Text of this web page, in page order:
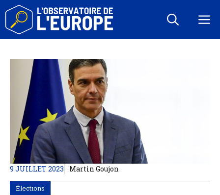
Aller
contenu
9 JUILLET 2023 Martin Goujon
Élections